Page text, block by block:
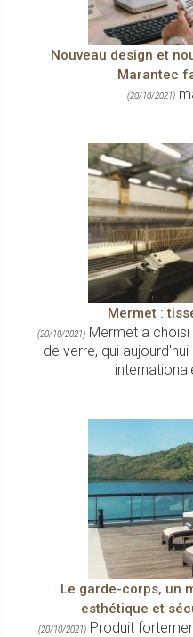
Nouveau design et
Marantec
(20/10/2021)
Mermet :
(20/10/2021)Mermet a choisi
de verre, qui
Le garde-corps, un
esthétique et
(20/10/2021) Produit